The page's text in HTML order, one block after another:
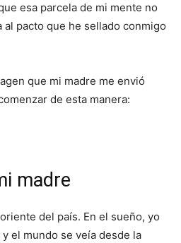
esa parcela de mi mente no
al pacto que he sellado conmigo
que mi madre me envió
de esta manera:
madre
del país. En el sueño, yo
el mundo se veía desde la